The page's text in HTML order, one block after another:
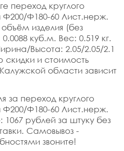
переход круглого
Ф200/Ф180-60 Лист.нерж.
объём изделия (без
куб.м. Вес: 0.519 кг.
Высота: 2.05/2.05/2.1
и стоимость
области зависит
за переход круглого
Ф200/Ф180-60 Лист.нерж.
1067 рублей за штуку без
Самовывоз -
звоните!